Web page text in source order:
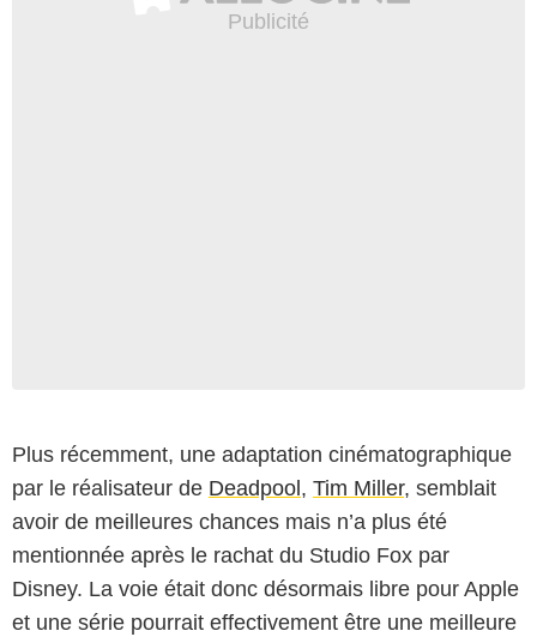
Plus récemment, une adaptation cinématographique
par le réalisateur de Deadpool , Tim Miller, semblait
avoir de meilleures chances mais n’a plus été
mentionnée après le rachat du Studio Fox par
Disney. La voie était donc désormais libre pour Apple
et une série pourrait effectivement être une meilleure